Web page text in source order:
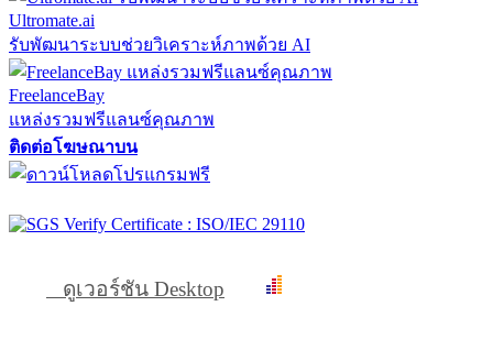
Ultromate.ai
รับพัฒนาระบบช่วยวิเคราะห์ภาพด้วย AI
FreelanceBay
แหล่งรวมฟรีแลนซ์คุณภาพ
ติดต่อโฆษณาบน
ดูเวอร์ชัน Desktop